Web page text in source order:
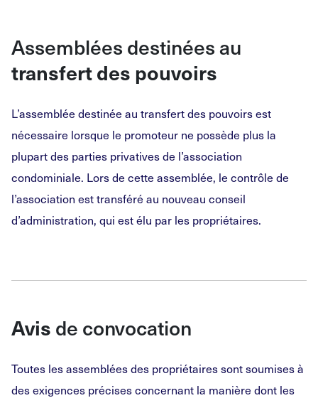
Assemblées destinées au
transfert des pouvoirs
L’assemblée destinée au transfert des pouvoirs est
nécessaire lorsque le promoteur ne possède plus la
plupart des parties privatives de l’association
condominiale. Lors de cette assemblée, le contrôle de
l’association est transféré au nouveau conseil
d’administration, qui est élu par les propriétaires.
Avis de convocation
Toutes les assemblées des propriétaires sont soumises à
des exigences précises concernant la manière dont les